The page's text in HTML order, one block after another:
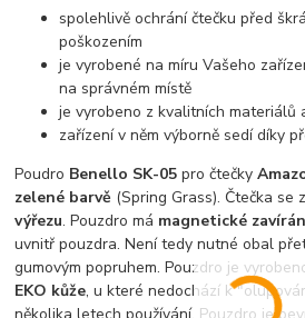
spolehlivě ochrání čtečku před
poškozením
je vyrobené na míru Vašeho
na správném místě
je vyrobeno z kvalitních materiálů
zařízení v něm výborně sedí díky
Poudro Benello SK-05pro čtečky
zelené barvě (Spring Grass). Čtečka se
výřezu. Pouzdro má magnetické
uvnitř pouzdra. Není tedy nutné obal
gumovým popruhem. Pouzdro je
EKO kůže, u které nedochází k
několika letech používání. Pouzdro je